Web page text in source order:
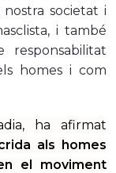
societat i
i també
homes i com
ha afirmat
als homes
el moviment